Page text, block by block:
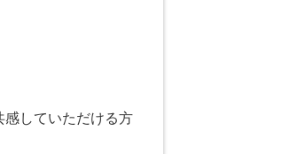
感していただける方